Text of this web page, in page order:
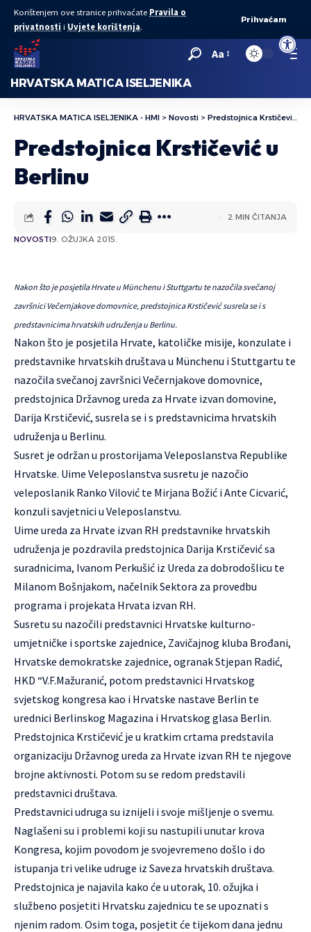
Korištenjem ove stranice prihvaćate Pravila o
privatnosti i Uvjete korištenja.
Prihvaćam
Aa
HRVATSKA MATICA ISELJENIKA
HRVATSKA MATICA ISELJENIKA - HMI > Novosti > Predstojnica Krstičević u Berlinu
Predstojnica Krstičević u
Berlinu
NOVOSTI9. OŽUJKA 2015.
2 MIN ČITANJA
Nakon što je posjetila Hrvate u Münchenu i Stuttgartu te nazočila svečanoj
završnici Večernjakove domovnice, predstojnica Krstičević susrela se i s
predstavnicima hrvatskih udruženja u Berlinu.
Nakon što je posjetila Hrvate, katoličke misije, konzulate i
predstavnike hrvatskih društava u Münchenu i Stuttgartu te
nazočila svečanoj završnici Večernjakove domovnice,
predstojnica Državnog ureda za Hrvate izvan domovine,
Darija Krstičević, susrela se i s predstavnicima hrvatskih
udruženja u Berlinu.
Susret je održan u prostorijama Veleposlanstva Republike
Hrvatske. Uime Veleposlanstva susretu je nazočio
veleposlanik Ranko Vilović te Mirjana Božić i Ante Cicvarić,
konzuli savjetnici u Veleposlanstvu.
Uime ureda za Hrvate izvan RH predstavnike hrvatskih
udruženja je pozdravila predstojnica Darija Krstičević sa
suradnicima, Ivanom Perkušić iz Ureda za dobrodošlicu te
Milanom Bošnjakom, načelnik Sektora za provedbu
programa i projekata Hrvata izvan RH.
Susretu su nazočili predstavnici Hrvatske kulturno-
umjetničke i sportske zajednice, Zavičajnog kluba Brođani,
Hrvatske demokratske zajednice, ogranak Stjepan Radić,
HKD “V.F.Mažuranić, potom predstavnici Hrvatskog
svjetskog kongresa kao i Hrvatske nastave Berlin te
urednici Berlinskog Magazina i Hrvatskog glasa Berlin.
Predstojnica Krstičević je u kratkim crtama predstavila
organizaciju Državnog ureda za Hrvate izvan RH te njegove
brojne aktivnosti. Potom su se redom predstavili
predstavnici društava.
Predstavnici udruga su iznijeli i svoje mišljenje o svemu.
Naglašeni su i problemi koji su nastupili unutar krova
Kongresa, kojim povodom je svojevremeno došlo i do
istupanja tri velike udruge iz Saveza hrvatskih društava.
Predstojnica je najavila kako će u utorak, 10. ožujka i
službeno posjetiti Hrvatsku zajednicu te se upoznati s
njenim radom. Osim toga, posjetit će tijekom dana jednu
Open